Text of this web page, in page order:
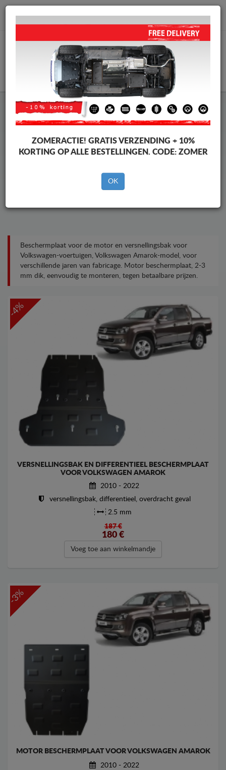
info@motorbeschermplaat.com
WINKELWAGEN
Beschermplaat Onder Auto
Volkswagen Amarok
Beschermplaat voor de motor en versnellingsbak voor
Volkswagen-voertuigen, Volkswagen Amarok-model, voor
verschillende jaren van fabricage. Motor beschermplaat, 2-3
mm dik, eenvoudig te monteren, tegen betaalbare prijzen.
-4%
VERSNELLINGSBAK EN DIFFERENTIEEL BESCHERMPLAAT
VOOR VOLKSWAGEN AMAROK
2010 - 2022
versnellingsbak, differentieel, overdracht geval
2.5 mm
187 €
180 €
Voeg toe aan winkelmandje
-3%
MOTOR BESCHERMPLAAT VOOR VOLKSWAGEN AMAROK
2010 - 2022
ZOMERACTIE! GRATIS VERZENDING + 10%
KORTING OP ALLE BESTELLINGEN. CODE: ZOMER
OK